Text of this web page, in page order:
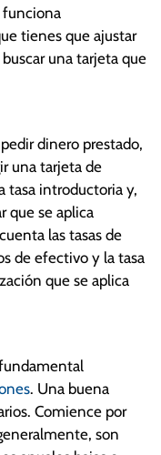
funciona
tienes que ajustar
una tarjeta que
dinero prestado,
una tarjeta de
tasa introductoria y,
que se aplica
las tasas de
de efectivo y la tasa
que se aplica
. Una buena
Comience por
son